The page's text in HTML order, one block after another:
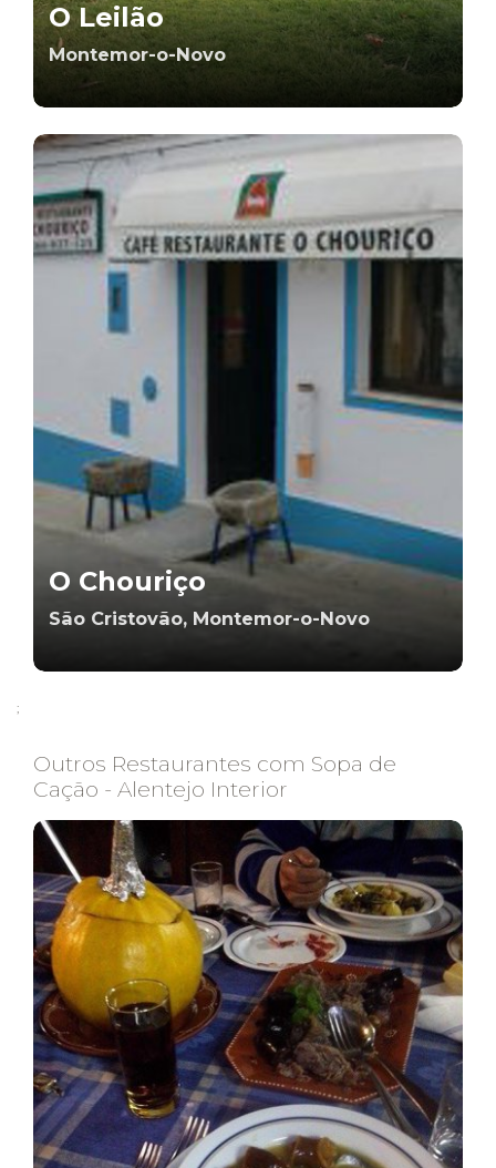
O Leilão
Montemor-o-Novo
O Chouriço
São Cristovão, Montemor-o-Novo
;
Outros Restaurantes com Sopa de
Cação - Alentejo Interior